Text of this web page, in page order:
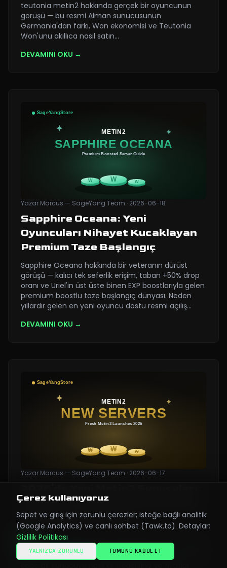
teutonia metin2 hakkında gerçek bir oyuncunun
görüşü — bu resmi Alman sunucusunun
Germania'dan farkı, Won ekonomisi ve Teutonia
Won'unu akıllıca nasıl satın…
DEVAMINI OKU →
Yazar Marcus — SageYang Team · 2026-06-18
Sapphire Oceana: Yeni
Oyuncuları Nihayet Kucaklayan
Premium Taze Başlangıç
Sapphire Oceana hakkında bir veteranın dürüst
görüşü — kalıcı tek seferlik erişim, taban +50% drop
oranı ve Uriel'in üst üste binen EXP boostlarıyla gelen
premium boostlu taze başlangıç dünyası. Neden
yıllardır gelen en yeni oyuncu dostu resmi açılış…
DEVAMINI OKU →
Yazar Marcus — SageYang Team · 2026-06-17
Taze Açılışları Nasıl Bulursunuz
ve Önde Başlarsınız
2026'da yeni Metin2 sunucuları için bir veteranın
rehberi: taze özel açılışları nerede bulursunuz, neden
açılış günü oyundaki en eşit ortamdır, bağlanmadan
Çerez kullanıyoruz
Sepet ve giriş için zorunlu çerezler; isteğe bağlı analitik
(Google Analytics) ve canlı sohbet (Tawk.to). Detaylar:
Gizlilik Politikası
YALNIZCA ZORUNLU TÜMÜNÜ KABUL ET